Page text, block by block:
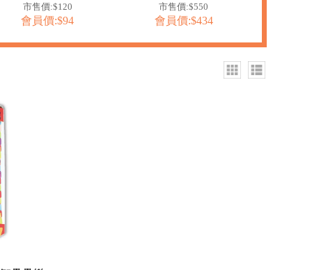
市售價:$120
會員價:$94
市售價:$550
會員價:$434